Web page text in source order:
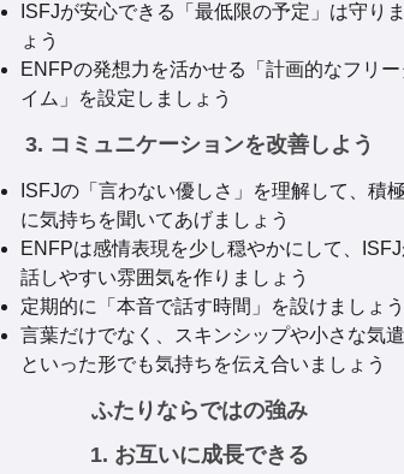
ISFJが安心できる「最低限の予定」は守り
ょう
ENFPの発想力を活かせる「計画的なフリー
イム」を設定しましょう
3. コミュニケーションを改善しよう
ISFJの「言わない優しさ」を理解して、積
に気持ちを聞いてあげましょう
ENFPは感情表現を少し穏やかにして、
話しやすい雰囲気を作りましょう
定期的に「本音で話す時間」を設けましょう
言葉だけでなく、スキンシップや小さな気
といった形でも気持ちを伝え合いましょう
ふたりならではの強み
1. お互いに成長できる